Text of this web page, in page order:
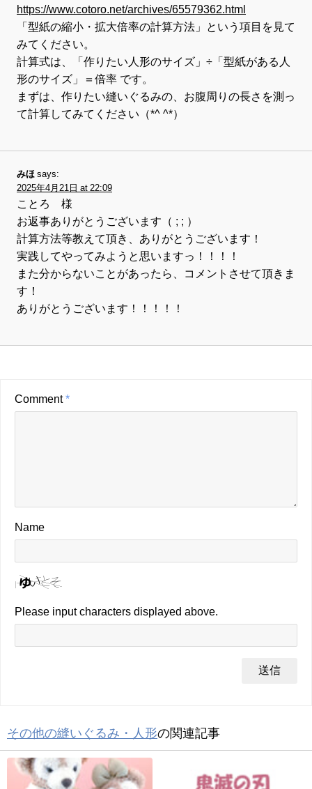
https://www.cotoro.net/archives/65579362.html
「型紙の縮小・拡大倍率の計算方法」という項目を見て
みてください。
計算式は、「作りたい人形のサイズ」÷「型紙がある人
形のサイズ」＝倍率 です。
まずは、作りたい縫いぐるみの、お腹周りの長さを測っ
て計算してみてください（*^ ^*）
みほ says:
2025年4月21日 at 22:09
ことろ 様
お返事ありがとうございます（ ; ; ）
計算方法等教えて頂き、ありがとうございます！
実践してやってみようと思いますっ！！！！
また分からないことがあったら、コメントさせて頂きま
す！
ありがとうございます！！！！！
Comment*
Name
Please input characters displayed above.
その他の縫いぐるみ・人形の関連記事